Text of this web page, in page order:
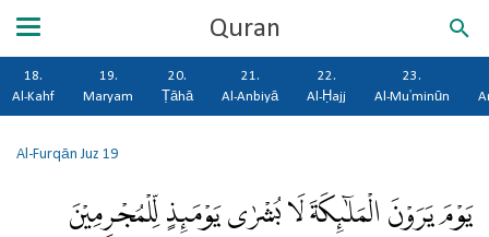
Quran
18.
Al-Kahf
19.
Maryam
20.
Ṭāhā
21.
Al-Anbiyā
22.
Al-Ḥajj
23.
Al-Mu'minūn
Al-FurqānJuz 19
يَوْمَ يَرَوْنَ الْمَلٰۤىِٕكَةَ لَا بُشْرٰى يَوْمَىِٕذٍ لِّلْمُجْرِمِيْنَ